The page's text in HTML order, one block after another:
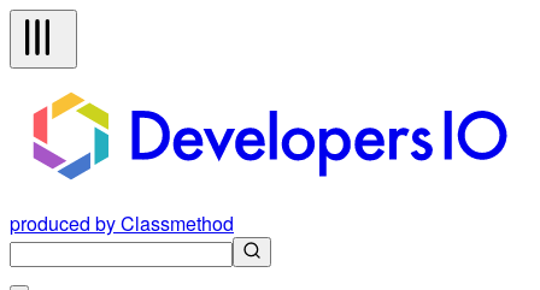
produced by Classmethod